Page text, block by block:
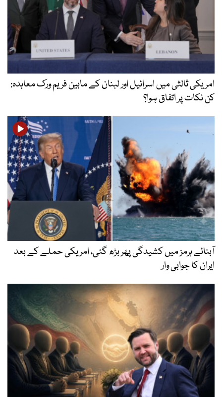
امریکی ثالثی میں اسرائیل اور لبنان کے مابین فریم ورک معاہدہ:
کن نکات پر اتفاق ہوا؟
آبنائے ہرمز میں کشیدگی پھر بڑھ گئی، امریکی حملے کے بعد
ایران کا جوابی وار